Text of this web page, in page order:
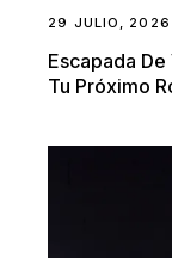
29 JULIO, 2026
Escapada
Tu Próximo